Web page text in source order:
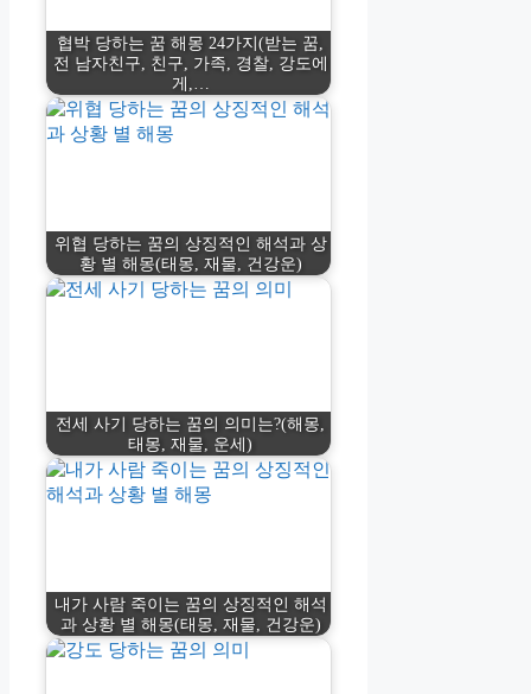
협박 당하는 꿈 해몽 24가지(받는 꿈,
전 남자친구, 친구, 가족, 경찰, 강도에
게,…
위협 당하는 꿈의 상징적인 해석과 상
황 별 해몽(태몽, 재물, 건강운)
전세 사기 당하는 꿈의 의미는?(해몽,
태몽, 재물, 운세)
내가 사람 죽이는 꿈의 상징적인 해석
과 상황 별 해몽(태몽, 재물, 건강운)